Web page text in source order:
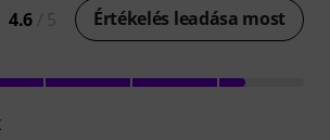
4.6 Értékelés leadása most